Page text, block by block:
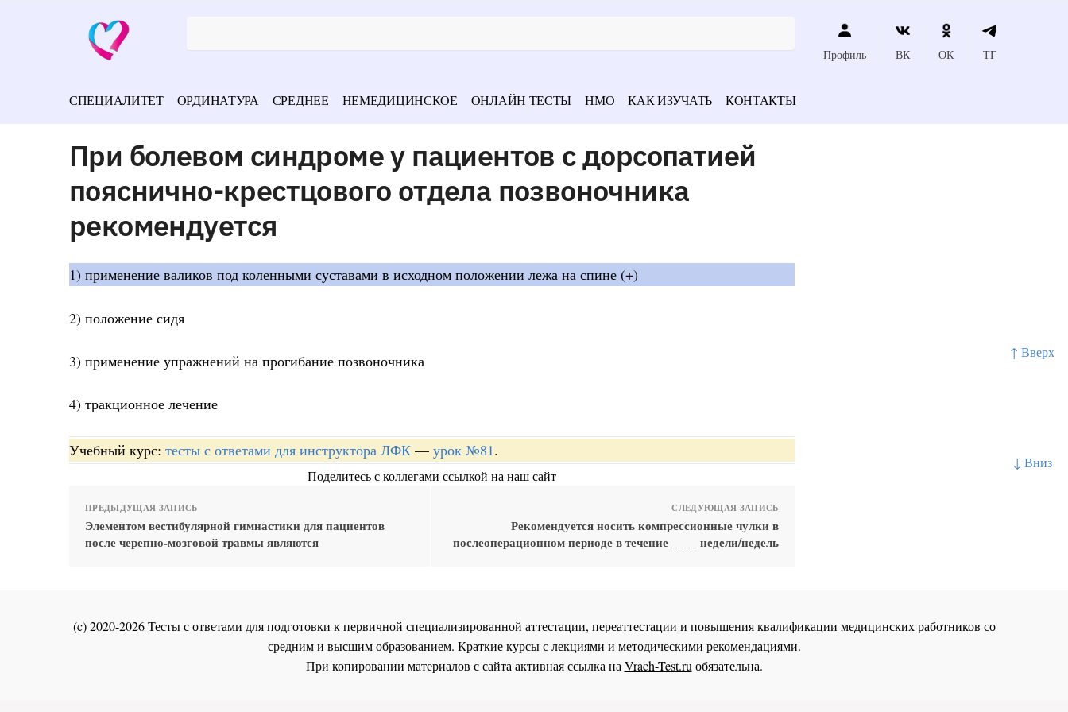
↑ Вверх
↓ Вниз
Профиль ВК ОК ТГ
СПЕЦИАЛИТЕТ ОРДИНАТУРА СРЕДНЕЕ НЕМЕДИЦИНСКОЕ ОНЛАЙН ТЕСТЫ НМО КАК ИЗУЧАТЬ КОНТАКТЫ
При болевом синдроме у пациентов с дорсопатией
пояснично-крестцового отдела позвоночника
рекомендуется
1) применение валиков под коленными суставами в исходном положении лежа на спине (+)
2) положение сидя
3) применение упражнений на прогибание позвоночника
4) тракционное лечение
Учебный курс: тесты с ответами для инструктора ЛФК — урок №81.
Поделитесь с коллегами ссылкой на наш сайт
ПРЕДЫДУЩАЯ ЗАПИСЬ
Элементом вестибулярной гимнастики для пациентов
после черепно-мозговой травмы являются
СЛЕДУЮЩАЯ ЗАПИСЬ
Рекомендуется носить компрессионные чулки в
послеоперационном периоде в течение ____ недели/недель
(c) 2020-2026 Тесты с ответами для подготовки к первичной специализированной аттестации, переаттестации и повышения квалификации медицинских работников со
средним и высшим образованием. Краткие курсы с лекциями и методическими рекомендациями.
При копировании материалов с сайта активная ссылка на Vrach-Test.ru обязательна.